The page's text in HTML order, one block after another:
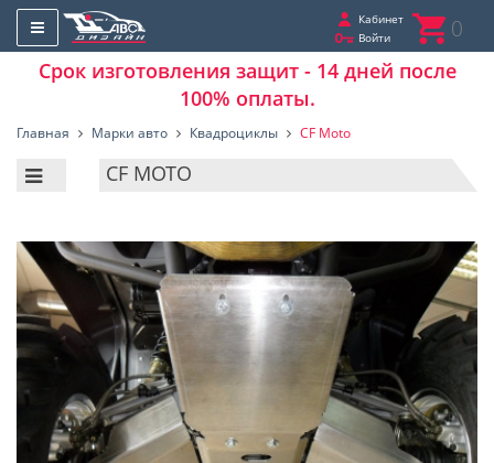
Кабинет
Войти
0
Срок изготовления защит - 14 дней после
100% оплаты.
Главная Марки авто Квадроциклы CF Moto
CF MOTO